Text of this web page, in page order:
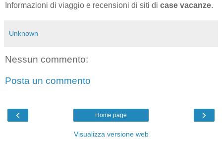
Informazioni di viaggio e recensioni di siti di case vacanze.
Unknown
Nessun commento:
Posta un commento
‹ ›
Home page
Visualizza versione web